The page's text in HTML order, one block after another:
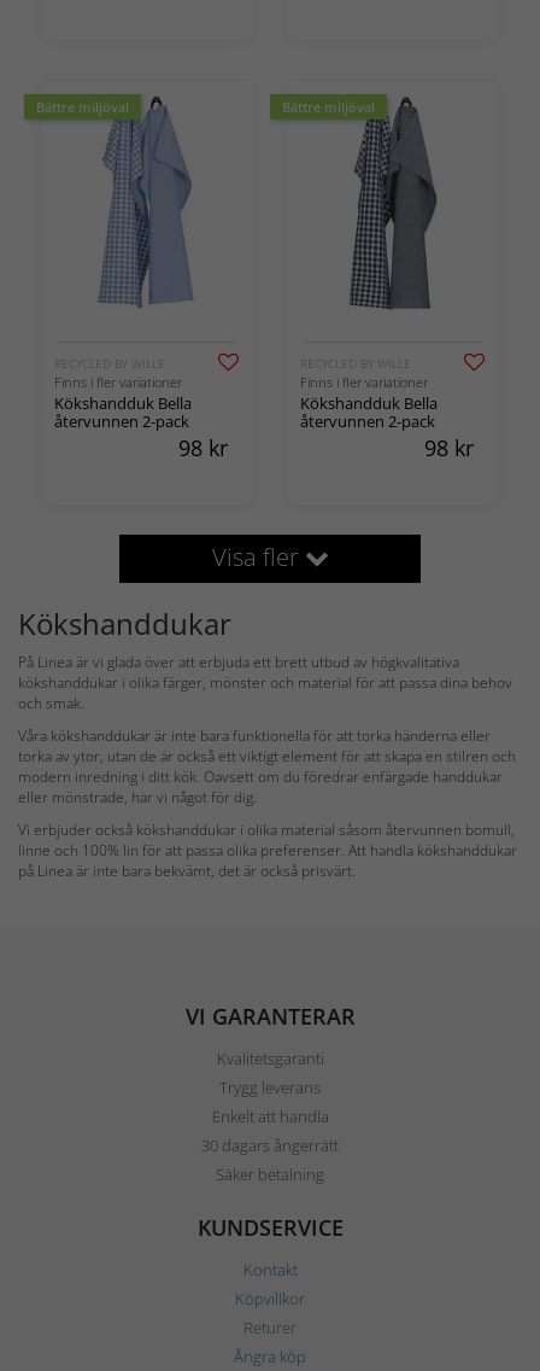
Bättre miljöval
RECYCLED BY WILLE
Finns i fler variationer
Kökshandduk Bella
återvunnen 2-pack
98 kr
Bättre miljöval
RECYCLED BY WILLE
Finns i fler variationer
Kökshandduk Bella
återvunnen 2-pack
98 kr
Visa fler
Kökshanddukar
På Linea är vi glada över att erbjuda ett brett utbud av högkvalitativa
kökshanddukar i olika färger, mönster och material för att passa dina behov
och smak.
Våra kökshanddukar är inte bara funktionella för att torka händerna eller
torka av ytor, utan de är också ett viktigt element för att skapa en stilren och
modern inredning i ditt kök. Oavsett om du föredrar enfärgade handdukar
eller mönstrade, har vi något för dig.
Vi erbjuder också kökshanddukar i olika material såsom återvunnen bomull,
linne och 100% lin för att passa olika preferenser. Att handla kökshanddukar
på Linea är inte bara bekvämt, det är också prisvärt.
VI GARANTERAR
Kvalitetsgaranti
Trygg leverans
Enkelt att handla
30 dagars ångerrätt
Säker betalning
KUNDSERVICE
Kontakt
Köpvillkor
Returer
Ångra köp